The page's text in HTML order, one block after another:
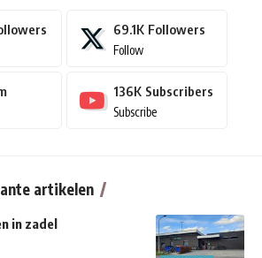
69.1K Followers
Follow
136K Subscribers
Subscribe
artikelen
in zadel